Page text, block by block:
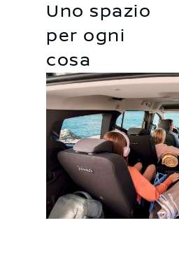
Uno spazio
per ogni
cosa